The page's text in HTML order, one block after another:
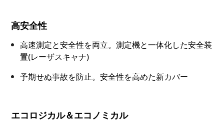
高安全性
高速測定と安全性を両立。測定機と一体化した安全装
置(レーザスキャナ)
予期せぬ事故を防止。安全性を高めた新カバー
エコロジカル＆エコノミカル